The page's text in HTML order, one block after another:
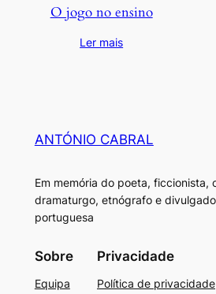
O jogo no ensino
Ler mais
ANTÓNIO CABRAL
Em memória do poeta, ficcionista,
dramaturgo, etnógrafo e
portuguesa
Sobre
Equipa
Privacidade
Política de privacidade